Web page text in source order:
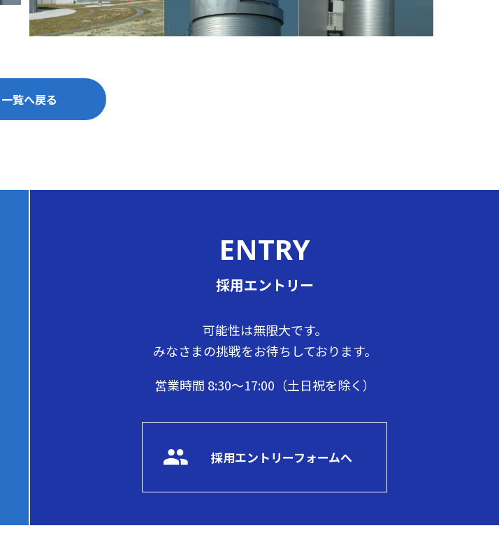
一覧へ戻る
ENTRY
採用エントリー
可能性は無限大です。
みなさまの挑戦をお待ちしております。
営業時間 8:30～17:00（土日祝を除く）
採用エントリーフォームへ